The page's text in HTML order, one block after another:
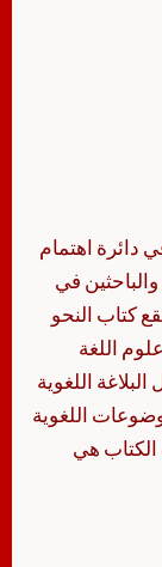
دائرة اهتمام
في
كتاب النحو
اللغة
اللغوية
اللغوية
هي